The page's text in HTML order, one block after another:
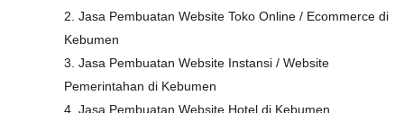
2. Jasa Pembuatan Website Toko Online / Ecommerce di
Kebumen
3. Jasa Pembuatan Website Instansi / Website
Pemerintahan di Kebumen
4. Jasa Pembuatan Website Hotel di Kebumen